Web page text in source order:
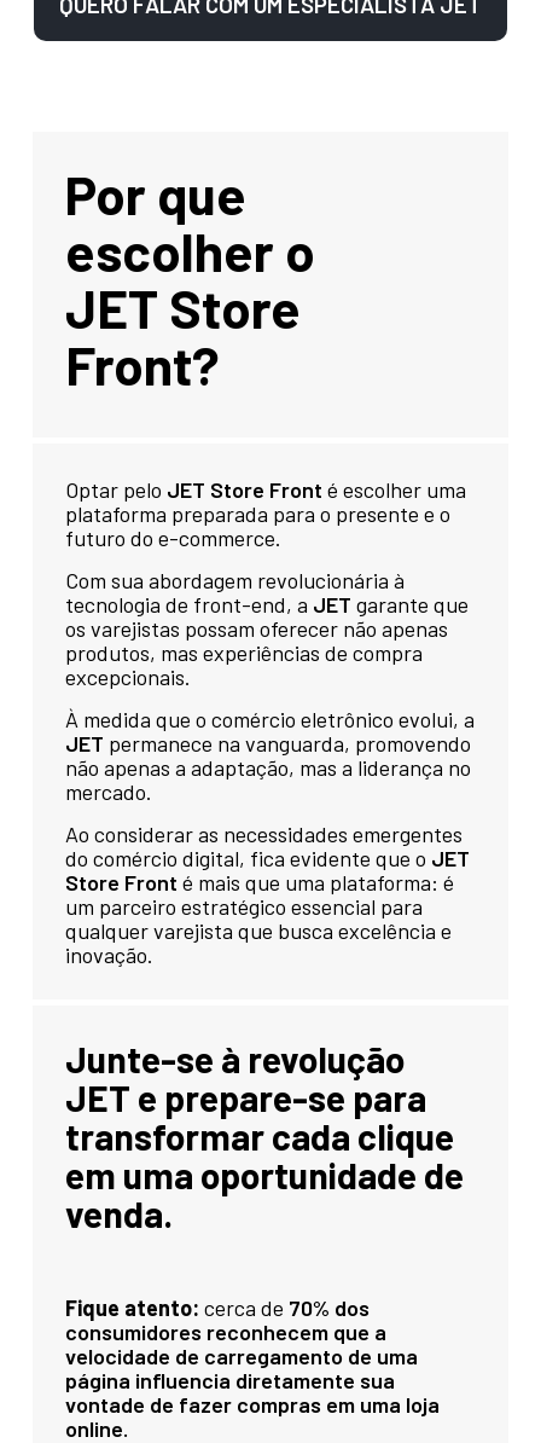
Por que
escolher o
JET Store
Front?
Optar pelo JET Store Front é escolher uma
plataforma preparada para o presente e o
futuro do e-commerce.
Com sua abordagem revolucionária à
tecnologia de front-end, a JET garante que
os varejistas possam oferecer não apenas
produtos, mas experiências de compra
excepcionais.
À medida que o comércio eletrônico evolui, a
JET permanece na vanguarda, promovendo
não apenas a adaptação, mas a liderança no
mercado.
Ao considerar as necessidades emergentes
do comércio digital, fica evidente que o JET
Store Front é mais que uma plataforma: é
um parceiro estratégico essencial para
qualquer varejista que busca excelência e
inovação.
Junte-se à revolução
JET e prepare-se para
transformar cada clique
em uma oportunidade de
venda.
Fique atento: cerca de 70% dos
consumidores reconhecem que a
velocidade de carregamento de uma
página influencia diretamente sua
vontade de fazer compras em uma loja
online.